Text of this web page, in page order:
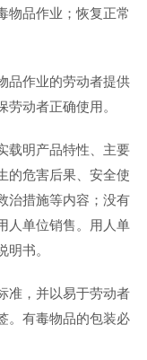
物品作业；恢复正常
品作业的劳动者提供
动者正确使用。
载明产品特性、主要
的危害后果、安全使
治措施等内容；没有
人单位销售。用人单
书。
准，并以易于劳动者
。有毒物品的包装必